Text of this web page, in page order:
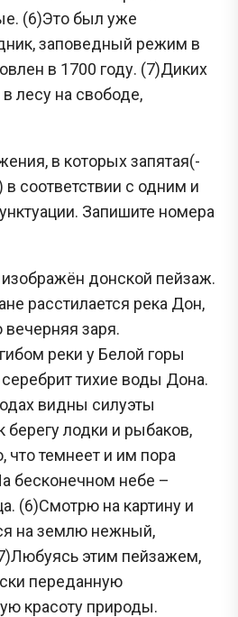
(6)Это был уже
заповедный режим в
в 1700 году. (7)Диких
лесу на свободе,
в которых запятая(-
в соответствии с одним и
Запишите номера
донской пейзаж.
расстилается река Дон,
заря.
реки у Белой горы
тихие воды Дона.
видны силуэты
лодки и рыбаков,
что темнеет и им пора
бесконечном небе –
(6)Смотрю на картину и
на землю нежный,
этим пейзажем,
переданную
красоту природы.